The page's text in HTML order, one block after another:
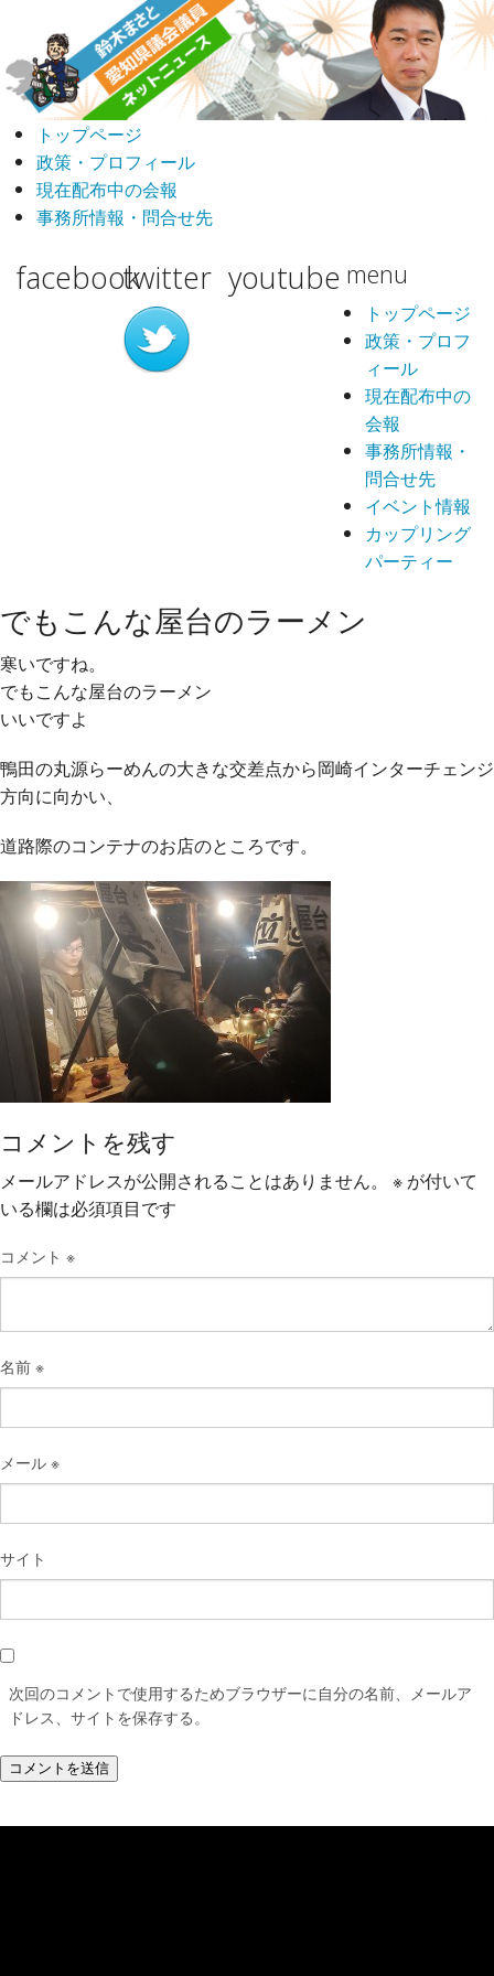
トップページ
政策・プロフィール
現在配布中の会報
事務所情報・問合せ先
facebooktwitter youtube menu
トップページ
政策・プロフ
ィール
現在配布中の
会報
事務所情報・
問合せ先
イベント情報
カップリング
パーティー
でもこんな屋台のラーメン
寒いですね。
でもこんな屋台のラーメン
いいですよ
鴨田の丸源らーめんの大きな交差点から岡崎インターチェンジ
方向に向かい、
道路際のコンテナのお店のところです。
コメントを残す
メールアドレスが公開されることはありません。 ※ が付いて
いる欄は必須項目です
コメント ※
名前 ※
メール ※
サイト
次回のコメントで使用するためブラウザーに自分の名前、メールア
ドレス、サイトを保存する。